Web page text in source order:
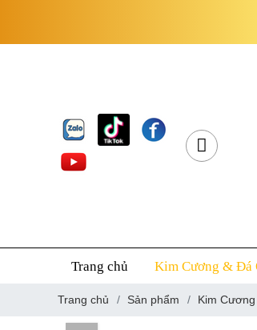
Trang chủ Kim Cương & Đá
Trang chủ Sản phẩm Kim